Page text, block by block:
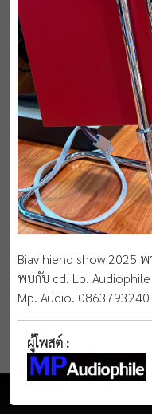
Biav hiend show 2025
พบกับ cd. Lp.
Mp. Audio. 0863793240
ผู้โพสต์ :